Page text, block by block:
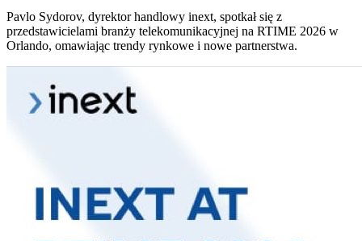
Pavlo Sydorov, dyrektor handlowy inext, spotkał się z
przedstawicielami branży telekomunikacyjnej na RTIME 2026 w
Orlando, omawiając trendy rynkowe i nowe partnerstwa.